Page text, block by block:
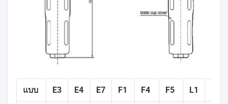
แบบ E3 E4 E7 F1 F4 F5 L1